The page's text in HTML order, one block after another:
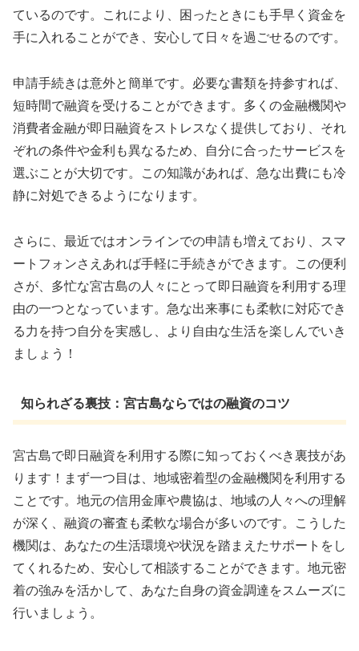
ているのです。これにより、困ったときにも手早く資金を
手に入れることができ、安心して日々を過ごせるのです。
申請手続きは意外と簡単です。必要な書類を持参すれば、
短時間で融資を受けることができます。多くの金融機関や
消費者金融が即日融資をストレスなく提供しており、それ
ぞれの条件や金利も異なるため、自分に合ったサービスを
選ぶことが大切です。この知識があれば、急な出費にも冷
静に対処できるようになります。
さらに、最近ではオンラインでの申請も増えており、スマ
ートフォンさえあれば手軽に手続きができます。この便利
さが、多忙な宮古島の人々にとって即日融資を利用する理
由の一つとなっています。急な出来事にも柔軟に対応でき
る力を持つ自分を実感し、より自由な生活を楽しんでいき
ましょう！
知られざる裏技：宮古島ならではの融資のコツ
宮古島で即日融資を利用する際に知っておくべき裏技があ
ります！まず一つ目は、地域密着型の金融機関を利用する
ことです。地元の信用金庫や農協は、地域の人々への理解
が深く、融資の審査も柔軟な場合が多いのです。こうした
機関は、あなたの生活環境や状況を踏まえたサポートをし
てくれるため、安心して相談することができます。地元密
着の強みを活かして、あなた自身の資金調達をスムーズに
行いましょう。